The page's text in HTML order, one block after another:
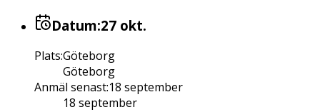
Datum:27 okt.
Plats:Göteborg
Göteborg
Anmäl senast:18 september
18 september